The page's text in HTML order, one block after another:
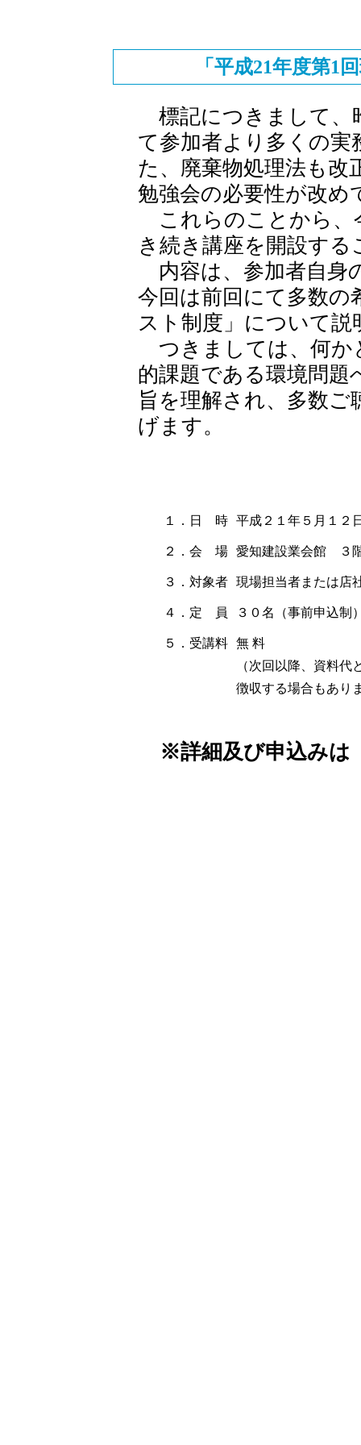
「平成21年度第1
標記につきまして、
て参加者より多くの実
た、廃棄物処理法も改
勉強会の必要性が改め
これらのことから、
き続き講座を開設す
内容は、参加者自身
今回は前回にて多数
スト制度」について
つきましては、何か
的課題である環境問題
旨を理解され、多数
げます。
１．日 時 平成２１年５月１２
２．会 場 愛知建設業会館 ３
３．対象者 現場担当者または店
４．定 員 ３０名（事前申込制
５．受講料 無 料
（次回以降、資料代
徴収する場合もあり
※詳細及び申込みは